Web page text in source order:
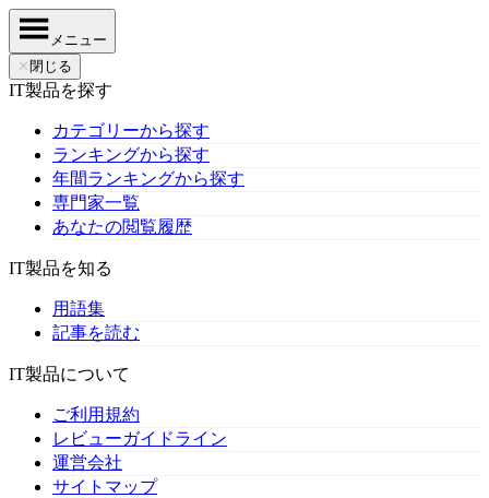
メニュー
✕ 閉じる
IT製品を探す
カテゴリーから探す
ランキングから探す
年間ランキングから探す
専門家一覧
あなたの閲覧履歴
IT製品を知る
用語集
記事を読む
IT製品について
ご利用規約
レビューガイドライン
運営会社
サイトマップ